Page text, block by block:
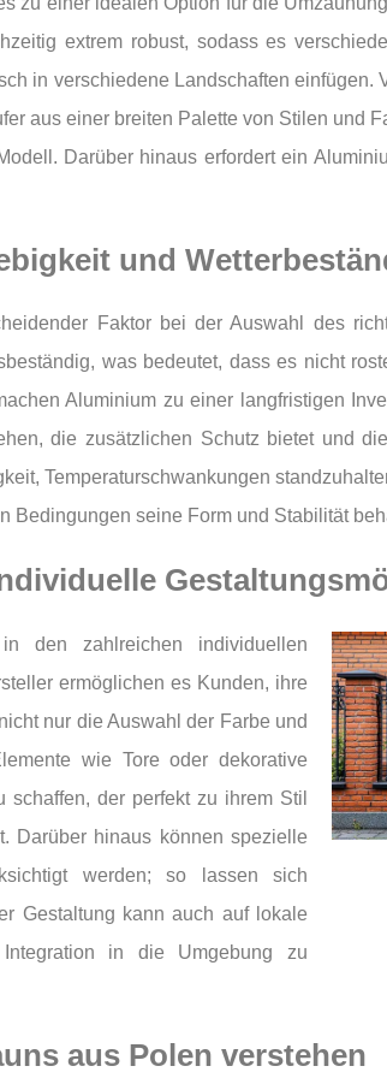
extrem robust, sodass es
in verschiedene Landschaften einfügen.
aus einer breiten Palette von Stilen und
Darüber hinaus erfordert ein
und
Faktor bei der Auswahl des
was bedeutet, dass es nicht
Aluminium zu einer langfristigen
die zusätzlichen Schutz bietet und
Temperaturschwankungen
Bedingungen seine Form und Stabilität
den zahlreichen individuellen
ermöglichen es Kunden, ihre
nur die Auswahl der Farbe und
wie Tore oder dekorative
der perfekt zu ihrem Stil
Darüber hinaus können spezielle
werden; so lassen sich
Gestaltung kann auch auf lokale
in die Umgebung zu
aus Polen verstehen